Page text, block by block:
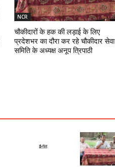
NCR
चौकीदारों के हक की लड़ाई के लिए
प्रदेशभर का दौरा कर रहे चौकीदार सेवा
समिति के अध्यक्ष अनूप त्रिपाठी